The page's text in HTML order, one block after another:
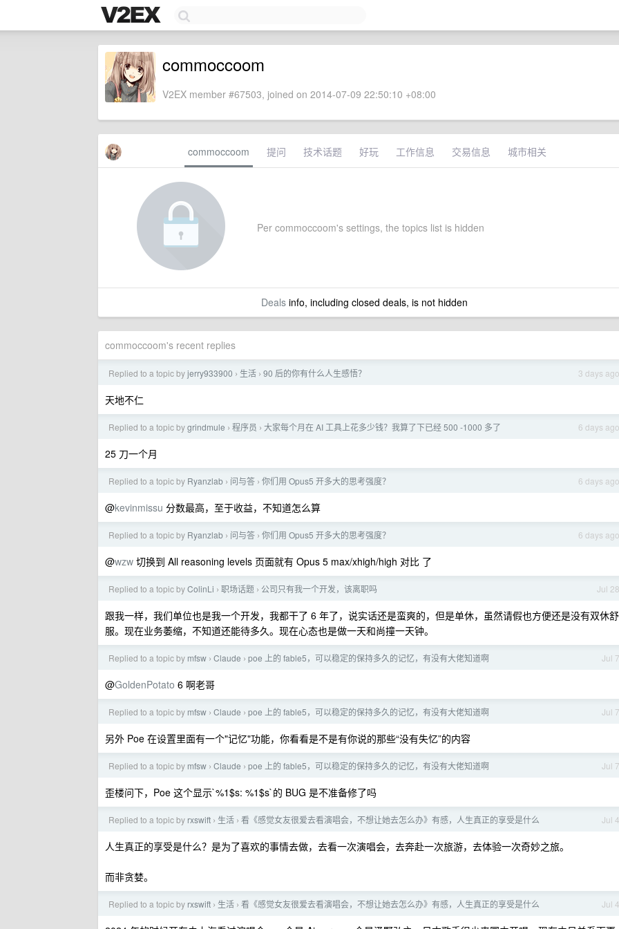
commoccoom
V2EX member #67503, joined on 2014-07-09 22:50:10 +08:00
commoccoom 提问 技术话题 好玩 工作信息 交易信息 城市相关
Per commoccoom's settings, the topics list is hidden
Dealsinfo, including closed deals, is not hidden
commoccoom's recent replies
3 days ago
Replied to a topic byjerry933900 › 生活 › 90 后的你有什么人生感悟？
天地不仁
6 days ago
Replied to a topic bygrindmule › 程序员 › 大家每个月在 AI 工具上花多少钱？我算了下已经 500 -1000 多了
25 刀一个月
6 days ago
Replied to a topic by Ryanzlab › 问与答 › 你们用 Opus5 开多大的思考强度？
@kevinmissu 分数最高，至于收益，不知道怎么算
6 days ago
Replied to a topic by Ryanzlab › 问与答 › 你们用 Opus5 开多大的思考强度？
@wzw 切换到 All reasoning levels 页面就有 Opus 5 max/xhigh/high 对比 了
Jul 28
Replied to a topic byColinLi › 职场话题 › 公司只有我一个开发，该离职吗
跟我一样，我们单位也是我一个开发，我都干了 6 年了，说实话还是蛮爽的，但是单休，虽然请假也方便还是没有双休舒
服。现在业务萎缩，不知道还能待多久。现在心态也是做一天和尚撞一天钟。
Jul 7
Replied to a topic by mfsw › Claude › poe 上的 fable5，可以稳定的保持多久的记忆，有没有大佬知道啊
@GoldenPotato 6 啊老哥
Jul 7
Replied to a topic by mfsw › Claude › poe 上的 fable5，可以稳定的保持多久的记忆，有没有大佬知道啊
另外 Poe 在设置里面有一个"记忆"功能，你看看是不是有你说的那些“没有失忆”的内容
Jul 7
Replied to a topic by mfsw › Claude › poe 上的 fable5，可以稳定的保持多久的记忆，有没有大佬知道啊
歪楼问下，Poe 这个显示`%1$s: %1$s`的 BUG 是不准备修了吗
Jul 4
Replied to a topic by rxswift › 生活 › 看《感觉女友很爱去看演唱会，不想让她去怎么办》有感，人生真正的享受是什么
人生真正的享受是什么？是为了喜欢的事情去做，去看一次演唱会，去奔赴一次旅游，去体验一次奇妙之旅。
而非贪婪。
Jul 4
Replied to a topic by rxswift › 生活 › 看《感觉女友很爱去看演唱会，不想让她去怎么办》有感，人生真正的享受是什么